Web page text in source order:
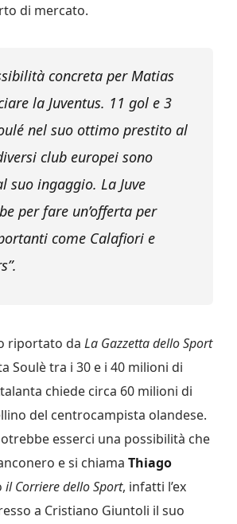
di mercato.
concreta per Matias
la Juventus. 11 gol e 3
nel suo ottimo prestito al
club europei sono
suo ingaggio. La Juve
per fare un’offerta per
come Calafiori e
riportato da La Gazzetta dello Sport
Soulè tra i 30 e i 40 milioni di
chiede circa 60 milioni di
del centrocampista olandese.
esserci una possibilità che
e si chiama Thiago
il Corriere dello Sport, infatti l’ex
a Cristiano Giuntoli il suo